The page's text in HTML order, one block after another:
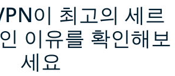
이 최고의 세르
이유를 확인해보
세요